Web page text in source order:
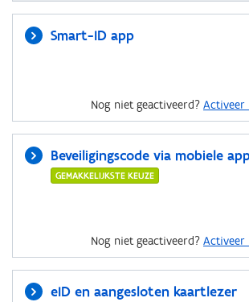
Smart-ID app
Nog niet geactiveerd? Activeer
Beveiligingscode via mobiele
GEMAKKELIJKSTE KEUZE
Nog niet geactiveerd? Activeer
eID en aangesloten kaartlezer